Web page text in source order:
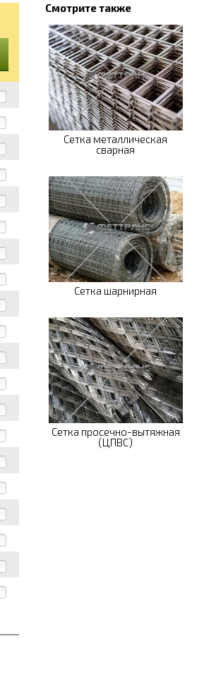
Смотрите также
Сетка металлическая
сварная
Сетка шарнирная
Сетка просечно-вытяжная
(ЦПВС)